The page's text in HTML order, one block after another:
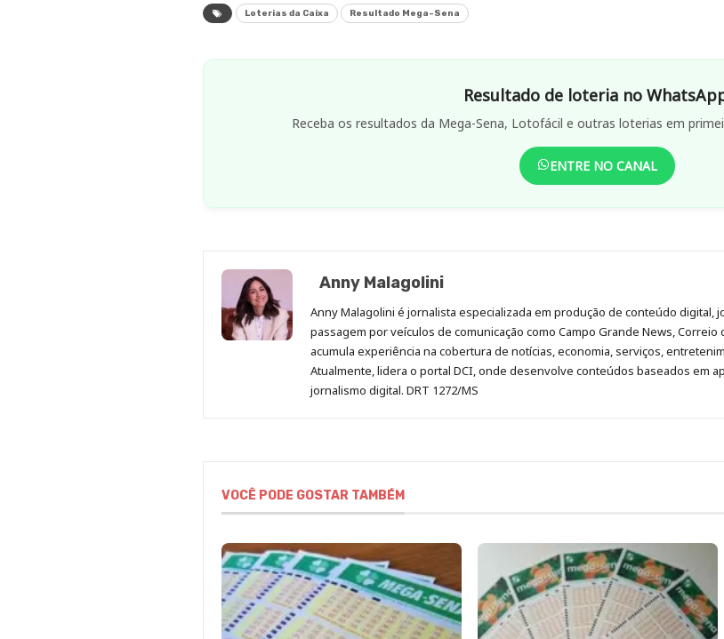
Loterias da Caixa Resultado Mega-Sena
Resultado de loteria no
Receba os resultados da Mega-Sena, Lotofácil e outras loterias em
ENTRE NO CANAL
Anny Malagolini
Anny Malagolini é jornalista especializada em produção de conteúdo digital,
passagem por veículos de comunicação como Campo Grande News, Correio
acumula experiência na cobertura de notícias, economia, serviços,
Atualmente, lidera o portal DCI, onde desenvolve conteúdos baseados em
jornalismo digital. DRT 1272/MS
VOCÊ PODE GOSTAR TAMBÉM